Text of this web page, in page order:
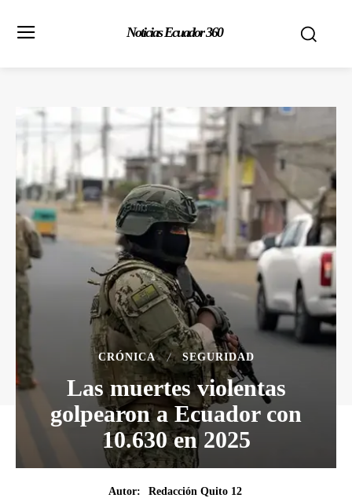
Noticias Ecuador 360
CRÓNICA SEGURIDAD
Las muertes violentas
golpearon a Ecuador con
10.630 en 2025
Autor:
Redacción Quito 12